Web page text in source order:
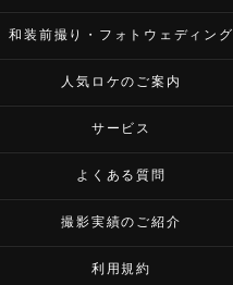
和装前撮り・フォトウェディング
人気ロケのご案内
サービス
よくある質問
撮影実績のご紹介
利用規約